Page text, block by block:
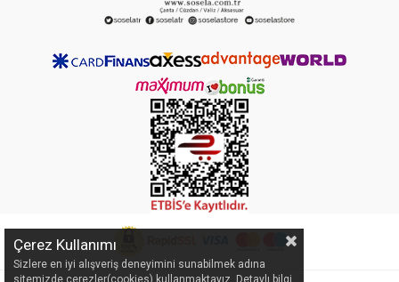
Çerez Kullanımı
Sizlere en iyi alışveriş deneyimini sunabilmek adına
sitemizde çerezler(cookies) kullanmaktayız. Detaylı bilgi